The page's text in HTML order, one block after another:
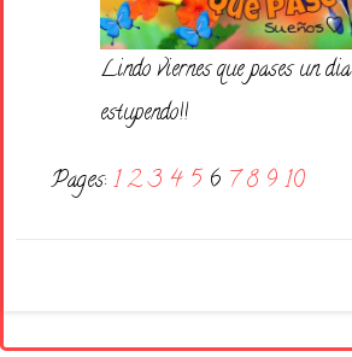
Lindo viernes que pases un dia
estupendo!!
Pages: 1 2 3 4 5 6 7 8 9 10